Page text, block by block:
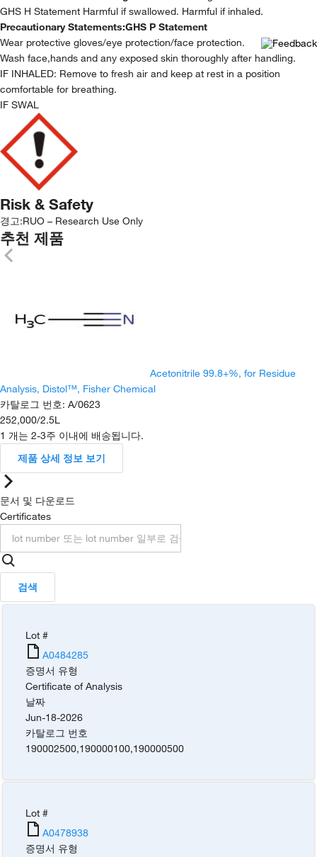
GHS H Statement Harmful if swallowed. Harmful if inhaled.
Precautionary Statements:GHS P Statement
Wear protective gloves/eye protection/face protection.
Wash face,hands and any exposed skin thoroughly after handling.
IF INHALED: Remove to fresh air and keep at rest in a position
comfortable for breathing.
IF SWAL
Risk & Safety
경고:RUO – Research Use Only
추천 제품
Acetonitrile 99.8+%, for Residue
Analysis, Distol™, Fisher Chemical
카탈로그 번호: A/0623
252,000/2.5L
1 개는 2-3주 이내에 배송됩니다.
제품 상세 정보 보기
문서 및 다운로드
Certificates
검색
Lot #
A0484285
증명서 유형
Certificate of Analysis
날짜
Jun-18-2026
카탈로그 번호
190002500,190000100,190000500
Lot #
A0478938
증명서 유형